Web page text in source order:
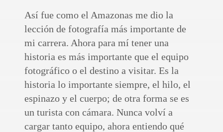
Así fue como el Amazonas me dio la
lección de fotografía más importante de
mi carrera. Ahora para mí tener una
historia es más importante que el equipo
fotográfico o el destino a visitar. Es la
historia lo importante siempre, el hilo, el
espinazo y el cuerpo; de otra forma se es
un turista con cámara. Nunca volví a
cargar tanto equipo, ahora entiendo qué